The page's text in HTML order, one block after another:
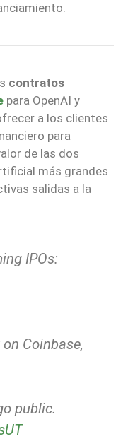
contratos
para OpenAI y
a los clientes
para
de las dos
más grandes
salidas a la
IPOs:
Coinbase,
public.